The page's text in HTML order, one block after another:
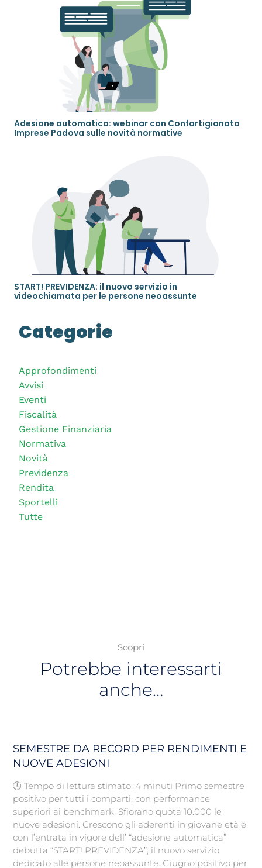
Adesione automatica: webinar con Confartigianato
Imprese Padova sulle novità normative
START! PREVIDENZA: il nuovo servizio in
videochiamata per le persone neoassunte
Categorie
Approfondimenti
Avvisi
Eventi
Fiscalità
Gestione Finanziaria
Normativa
Novità
Previdenza
Rendita
Sportelli
Tutte
Scopri
Potrebbe interessarti
anche…
SEMESTRE DA RECORD PER RENDIMENTI E
NUOVE ADESIONI
🕒 Tempo di lettura stimato: 4 minuti Primo semestre
positivo per tutti i comparti, con performance
superiori ai benchmark. Sfiorano quota 10.000 le
nuove adesioni. Crescono gli aderenti in giovane età e,
con l’entrata in vigore dell’ “adesione automatica”
debutta “START! PREVIDENZA”, il nuovo servizio
dedicato alle persone neoassunte. Giugno positivo per